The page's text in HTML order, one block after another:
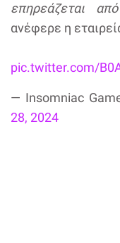
επηρεάζεται
ανέφερε η
pic.twitter.com/
— Insomniac
28, 2024